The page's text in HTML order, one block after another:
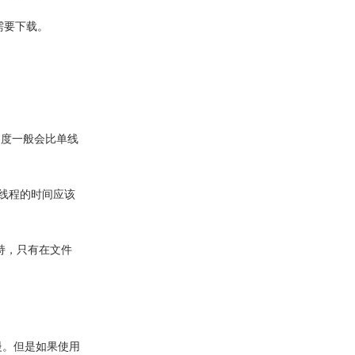
下载。
一般会比单线
程的时间应该
，只有在文件
但是如果使用